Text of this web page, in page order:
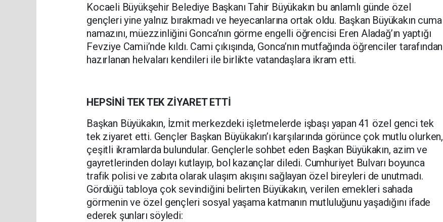
Kocaeli Büyükşehir Belediye Başkanı Tahir Büyükakın bu anlamlı günde özel
gençleri yine yalnız bırakmadı ve heyecanlarına ortak oldu. Başkan Büyükakın cuma
namazını, müezzinliğini Gonca’nın görme engelli öğrencisi Eren Aladağ’ın yaptığı
Fevziye Camii’nde kıldı. Cami çıkışında, Gonca’nın mutfağında öğrenciler tarafından
hazırlanan helvaları kendileri ile birlikte vatandaşlara ikram etti.
HEPSİNİ TEK TEK ZİYARET ETTİ
Başkan Büyükakın, İzmit merkezdeki işletmelerde işbaşı yapan 41 özel genci tek
tek ziyaret etti. Gençler Başkan Büyükakın’ı karşılarında görünce çok mutlu olurken,
çeşitli ikramlarda bulundular. Gençlerle sohbet eden Başkan Büyükakın, azim ve
gayretlerinden dolayı kutlayıp, bol kazançlar diledi. Cumhuriyet Bulvarı boyunca
trafik polisi ve zabıta olarak ulaşım akışını sağlayan özel bireyleri de unutmadı.
Gördüğü tabloya çok sevindiğini belirten Büyükakın, verilen emekleri sahada
görmenin ve özel gençleri sosyal yaşama katmanın mutluluğunu yaşadığını ifade
ederek şunları söyledi: